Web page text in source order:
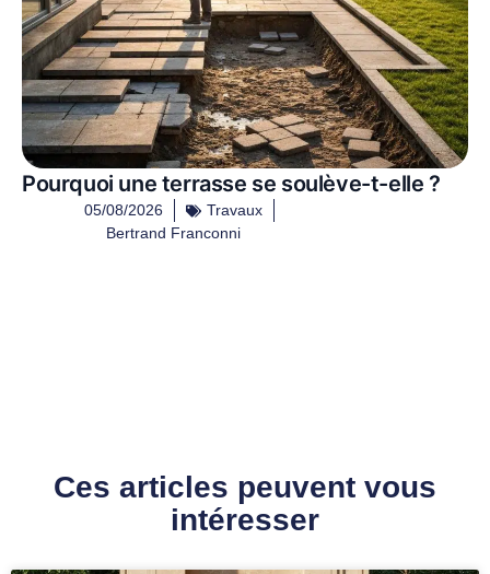
Pourquoi une terrasse se soulève-t-elle ?
05/08/2026
Travaux
Bertrand Franconni
Ces articles peuvent vous
intéresser